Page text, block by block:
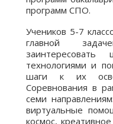
программ СПО.
Учеников 5-7
главной
заинтересовать
технологиями и
шаги к их
Соревнования в
семи
виртуальные
космос,